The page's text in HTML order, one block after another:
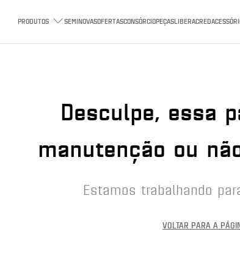
PRODUTOS SEMINOVASOFERTASCONSÓRCIOPEÇASLIBERACRED
Desculpe, essa
manutenção ou
Estamos trabalhando
VOLTAR PARA A